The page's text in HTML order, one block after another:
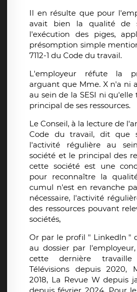
Il en résulte que pour
avait bien la qualité de
l'exécution des piges,
présomption simple
7112-1 du Code du travail.
L'employeur réfute la
arguant que Mme. X n'a ni
au sein de la SESI ni qu'elle
principal de ses ressources.
Le Conseil, à la lecture de
Code du travail, dit que
l'activité régulière au
société et le principal des
cette société est une
pour reconnaître la
cumul n'est en revanche
nécessaire, l'activité
des ressources pouvant
sociétés,
Or par le profil " Linkedln "
au dossier par
cette dernière
Télévisions depuis 2020,
2018, La Revue W depuis
depuis février 2024. Pour